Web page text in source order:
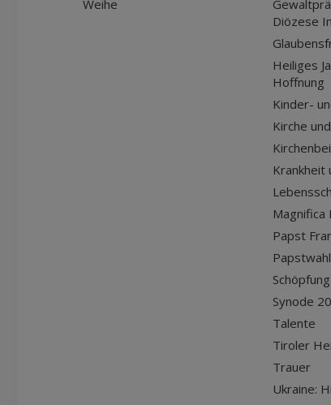
Weihe
Diözese
Heiliges
Hoffnung
Kinder-
Kirche
Krankheit
Magnifica
Papst
Papstwahl
Synode
Talente
Tiroler
Trauer
Ukraine: